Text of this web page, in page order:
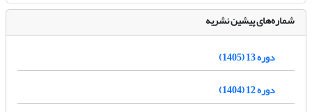
شماره‌های پیشین نشریه
دوره 13 (1405)
دوره 12 (1404)